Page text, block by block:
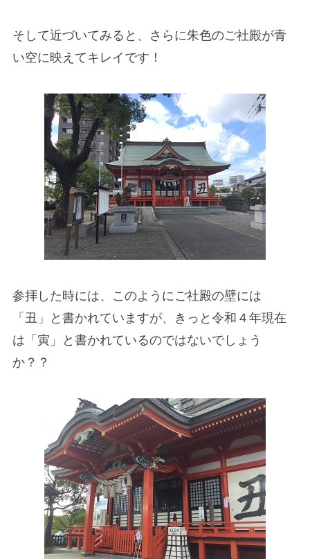
そして近づいてみると、さらに朱色のご社殿が青
い空に映えてキレイです！
参拝した時には、このようにご社殿の壁には
「丑」と書かれていますが、きっと令和４年現在
は「寅」と書かれているのではないでしょう
か？？